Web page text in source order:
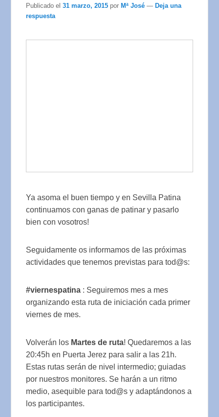
Publicado el31 marzo, 2015 porMª José —Deja una
respuesta
Ya asoma el buen tiempo y en Sevilla Patina
continuamos con ganas de patinar y pasarlo
bien con vosotros!
Seguidamente os informamos de las próximas
actividades que tenemos previstas para tod@s:
#viernespatina : Seguiremos mes a mes
organizando esta ruta de iniciación cada primer
viernes de mes.
Volverán los Martes de ruta! Quedaremos a las
20:45h en Puerta Jerez para salir a las 21h.
Estas rutas serán de nivel intermedio; guiadas
por nuestros monitores. Se harán a un ritmo
medio, asequible para tod@s y adaptándonos a
los participantes.